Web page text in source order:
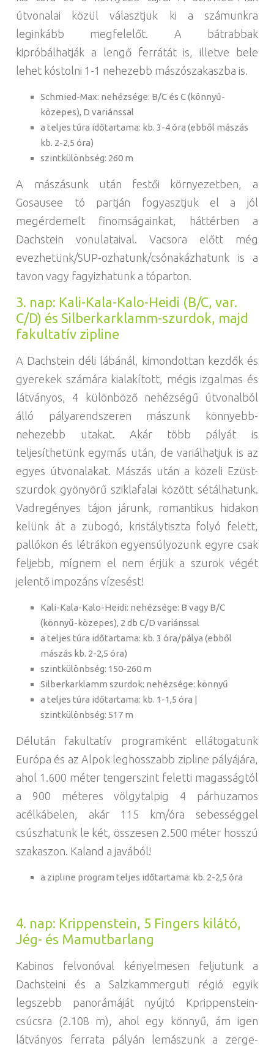
útvonalai közül választjuk ki a számunkra
leginkább megfelelőt. A bátrabbak
kipróbálhatják a lengő ferrátát is, illetve bele
lehet kóstolni 1-1 nehezebb mászószakaszba is.
Schmied-Max: nehézsége: B/C és C (könnyű-
közepes), D variánssal
a teljes túra időtartama: kb. 3-4 óra (ebből mászás
kb. 2-2,5 óra)
szintkülönbség: 260 m
A mászásunk után festői környezetben, a
Gosausee tó partján fogyasztjuk el a jól
megérdemelt finomságainkat, háttérben a
Dachstein vonulataival. Vacsora előtt még
evezhetünk/SUP-ozhatunk/csónakázhatunk is a
tavon vagy fagyizhatunk a tóparton.
3. nap: Kali-Kala-Kalo-Heidi (B/C, var.
C/D) és Silberkarklamm-szurdok, majd
fakultatív zipline
A Dachstein déli lábánál, kimondottan kezdők és
gyerekek számára kialakított, mégis izgalmas és
látványos, 4 különböző nehézségű útvonalból
álló pályarendszeren mászunk könnyebb-
nehezebb utakat. Akár több pályát is
teljesíthetünk egymás után, de variálhatjuk is az
egyes útvonalakat. Mászás után a közeli Ezüst-
szurdok gyönyörű sziklafalai között sétálhatunk.
Vadregényes tájon járunk, romantikus hidakon
kelünk át a zubogó, kristálytiszta folyó felett,
pallókon és létrákon egyensúlyozunk egyre csak
feljebb, mígnem el nem érjük a szurok végét
jelentő impozáns vízesést!
Kali-Kala-Kalo-Heidi: nehézsége: B vagy B/C
(könnyű-közepes), 2 db C/D variánssal
a teljes túra időtartama: kb. 3 óra/pálya (ebből
mászás kb. 2-2,5 óra)
szintkülönbség: 150-260 m
Silberkarklamm szurdok: nehézsége: könnyű
a teljes túra időtartama: kb. 1-1,5 óra |
szintkülönbség: 517 m
Délután fakultatív programként ellátogatunk
Európa és az Alpok leghosszabb zipline pályájára,
ahol 1.600 méter tengerszint feletti magasságtól
a 900 méteres völgytalpig 4 párhuzamos
acélkábelen, akár 115 km/óra sebességgel
csúszhatunk le két, összesen 2.500 méter hosszú
szakaszon. Kaland a javából!
a zipline program teljes időtartama: kb. 2-2,5 óra
4. nap: Krippenstein, 5 Fingers kilátó,
Jég- és Mamutbarlang
Kabinos felvonóval kényelmesen feljutunk a
Dachsteini és a Salzkammerguti régió egyik
legszebb panorámáját nyújtó Kprippenstein-
csúcsra (2.108 m), ahol egy könnyű, ám igen
látványos ferrata pályán lemászunk a zerge-